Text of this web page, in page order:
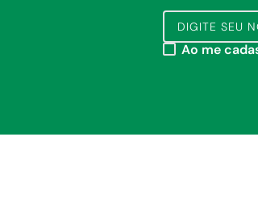
Ao me